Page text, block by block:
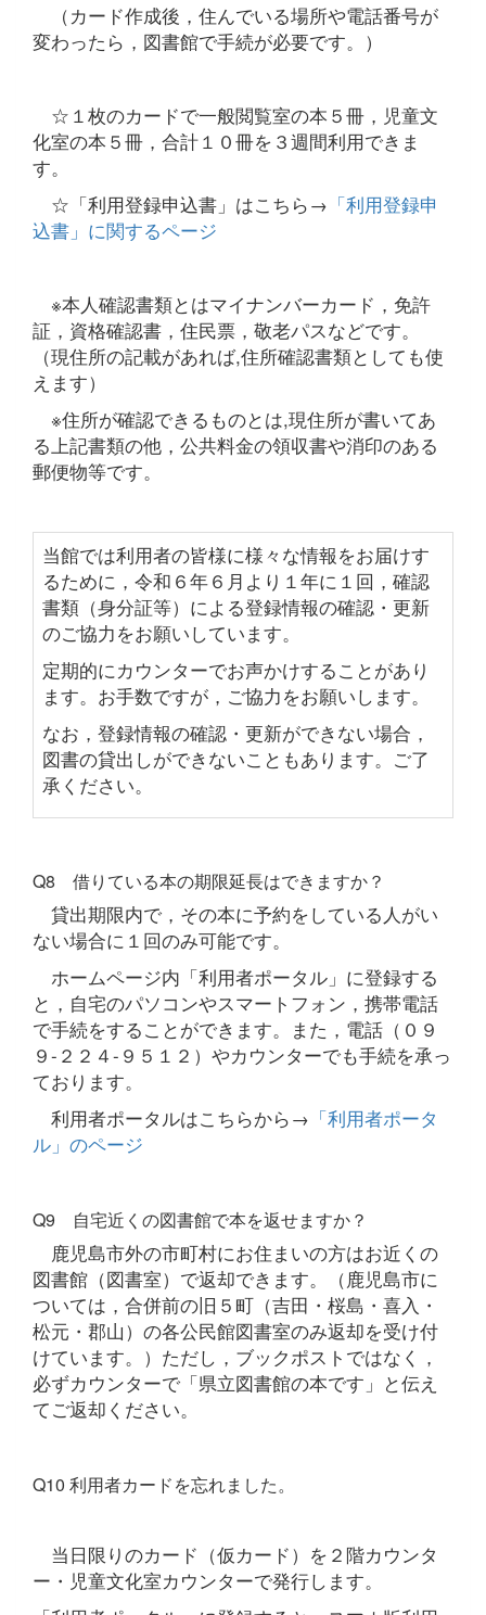
（カード作成後，住んでいる場所や電話番号が
変わったら，図書館で手続が必要です。）
☆１枚のカードで一般閲覧室の本５冊，児童文
化室の本５冊，合計１０冊を３週間利用できま
す。
☆「利用登録申込書」はこちら→ 「利用登録申
込書」に関するページ
※本人確認書類とはマイナンバーカード，免許
証，資格確認書，住民票，敬老パスなどです。
（現住所の記載があれば,住所確認書類としても使
えます）
※住所が確認できるものとは,現住所が書いてあ
る上記書類の他，公共料金の領収書や消印のある
郵便物等です。
当館では利用者の皆様に様々な情報をお届けす
るために，令和６年６月より１年に１回，確認
書類（身分証等）による登録情報の確認・更新
のご協力をお願いしています。
定期的にカウンターでお声かけすることがあり
ます。お手数ですが，ご協力をお願いします。
なお，登録情報の確認・更新ができない場合，
図書の貸出しができないこともあります。ご了
承ください。
Q8 借りている本の期限延長はできますか？
貸出期限内で，その本に予約をしている人がい
ない場合に１回のみ可能です。
ホームページ内「利用者ポータル」に登録する
と，自宅のパソコンやスマートフォン，携帯電話
で手続をすることができます。また，電話（０９
９-２２４-９５１２）やカウンターでも手続を承っ
ております。
利用者ポータルはこちらから→ 「利用者ポータ
ル」のページ
Q9 自宅近くの図書館で本を返せますか？
鹿児島市外の市町村にお住まいの方はお近くの
図書館（図書室）で返却できます。（鹿児島市に
ついては，合併前の旧５町（吉田・桜島・喜入・
松元・郡山）の各公民館図書室のみ返却を受け付
けています。）ただし，ブックポストではなく，
必ずカウンターで「県立図書館の本です」と伝え
てご返却ください。
Q10 利用者カードを忘れました。
当日限りのカード（仮カード）を２階カウンタ
ー・児童文化室カウンターで発行します。